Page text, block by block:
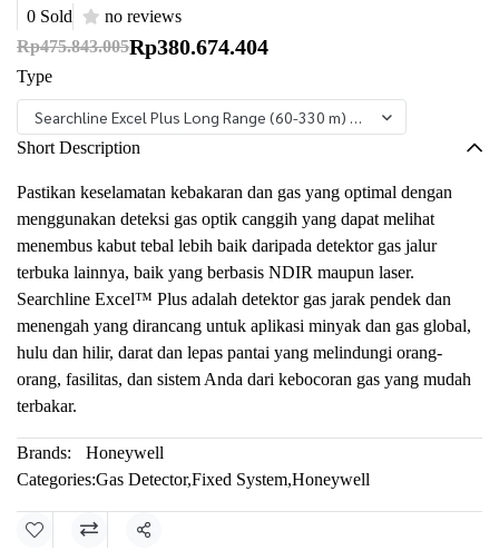
0 Sold
no reviews
Rp475.843.005Rp380.674.404
Type
Searchline Excel Plus Long Range (60-330 m) Stainless Steel w/
Short Description
Pastikan keselamatan kebakaran dan gas yang optimal dengan
menggunakan deteksi gas optik canggih yang dapat melihat
menembus kabut tebal lebih baik daripada detektor gas jalur
terbuka lainnya, baik yang berbasis NDIR maupun laser.
Searchline Excel™ Plus adalah detektor gas jarak pendek dan
menengah yang dirancang untuk aplikasi minyak dan gas global,
hulu dan hilir, darat dan lepas pantai yang melindungi orang-
orang, fasilitas, dan sistem Anda dari kebocoran gas yang mudah
terbakar.
Brands:
Honeywell
Categories:Gas Detector,Fixed System,Honeywell
Share